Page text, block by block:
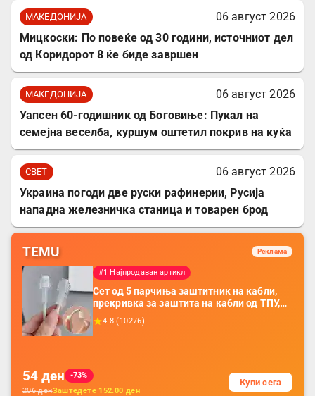
МАКЕДОНИЈА
06 август 2026
Мицкоски: По повеќе од 30 години, источниот дел
од Коридорот 8 ќе биде завршен
МАКЕДОНИЈА
06 август 2026
Уапсен 60-годишник од Боговиње: Пукал на
семејна веселба, куршум оштетил покрив на куќа
СВЕТ
06 август 2026
Украина погоди две руски рафинерии, Русија
нападна железничка станица и товарен брод
TEMU Реклама
#1 Најпродаван артикл
Сет од 5 парчиња заштитник на кабли,
прекривка за заштита на кабли од ТПУ,
додатоци за заштита на кабли, без
батерија, за мобилни телефони, комплет
4.8 (10276)
54 ден
-73%
206денЗаштедете 152.00 ден
Купи сега